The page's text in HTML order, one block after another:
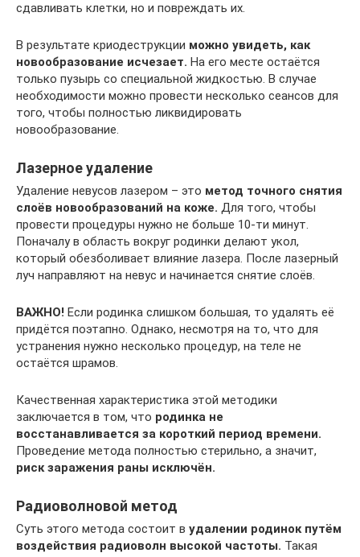
сдавливать клетки, но и повреждать их.
В результате криодеструкции можно увидеть, как
новообразование исчезает. На его месте остаётся
только пузырь со специальной жидкостью. В случае
необходимости можно провести несколько сеансов для
того, чтобы полностью ликвидировать
новообразование.
Лазерное удаление
Удаление невусов лазером – это метод точного снятия
слоёв новообразований на коже. Для того, чтобы
провести процедуры нужно не больше 10-ти минут.
Поначалу в область вокруг родинки делают укол,
который обезболивает влияние лазера. После лазерный
луч направляют на невус и начинается снятие слоёв.
ВАЖНО! Если родинка слишком большая, то удалять её
придётся поэтапно. Однако, несмотря на то, что для
устранения нужно несколько процедур, на теле не
остаётся шрамов.
Качественная характеристика этой методики
заключается в том, что родинка не
восстанавливается за короткий период времени.
Проведение метода полностью стерильно, а значит,
риск заражения раны исключён.
Радиоволновой метод
Суть этого метода состоит в удалении родинок путём
воздействия радиоволн высокой частоты. Такая